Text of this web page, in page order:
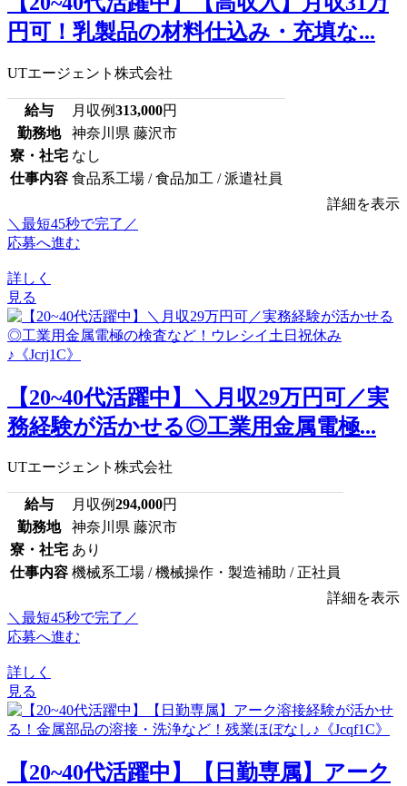
円可！乳製品の材料仕込み・充填な...
UTエージェント株式会社
給与 月収例313,000円
勤務地
神奈川県 藤沢市
寮・社宅 なし
仕事内容 食品系工場 / 食品加工 / 派遣社員
詳細を表示
＼最短45秒で完了／
応募へ進む
詳しく
見る
【20~40代活躍中】＼月収29万円可／実
務経験が活かせる◎工業用金属電極...
UTエージェント株式会社
給与 月収例294,000円
勤務地
神奈川県 藤沢市
寮・社宅 あり
仕事内容 機械系工場 / 機械操作・製造補助 / 正社員
詳細を表示
＼最短45秒で完了／
応募へ進む
詳しく
見る
【20~40代活躍中】【日勤専属】アーク